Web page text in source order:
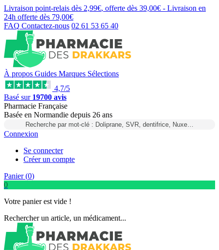
Livraison point-relais dès 2,99€, offerte dès 39,00€ - Livraison en
24h offerte dès 79,00€
FAQ Contactez-nous 02 61 53 65 40
À propos Guides Marques Sélections
4,7/5
Basé sur 19700 avis
Pharmacie Française
Basée en Normandie depuis 26 ans
Recherche par mot-clé : Doliprane, SVR, dentifrice, Nuxe…
Connexion
Se connecter
Créer un compte
Panier (0)
0
Votre panier est vide !
Rechercher un article, un médicament...